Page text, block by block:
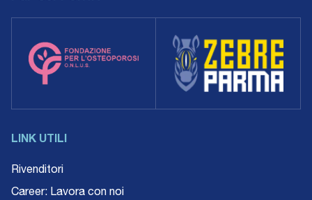
LINK UTILI
Rivenditori
Career: Lavora con noi